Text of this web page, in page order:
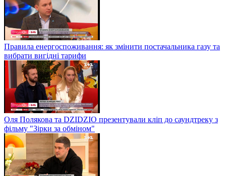
Правила енергоспоживання: як змінити постачальника газу та
вибрати вигідні тарифи
Оля Полякова та DZIDZIO презентували кліп до саундтреку з
фільму "Зірки за обміном"